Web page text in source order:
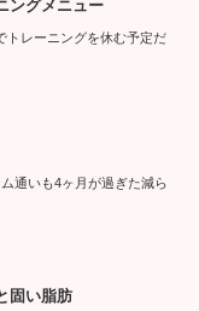
ングメニュー
トレーニングを休む予定だ
通いも4ヶ月が過ぎた減ら
固い脂肪